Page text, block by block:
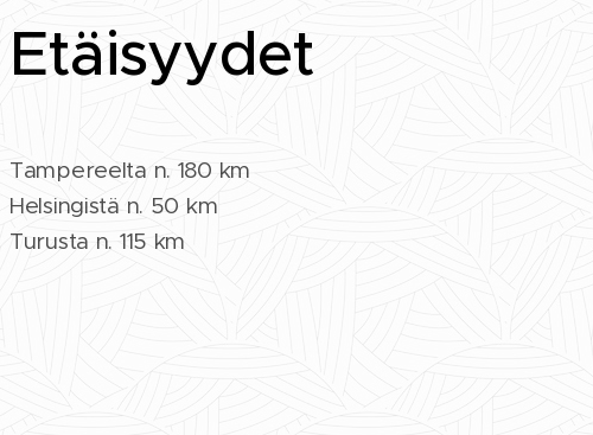
Etäisyydet
Tampereelta n. 180 km
Helsingistä n. 50 km
Turusta n. 115 km